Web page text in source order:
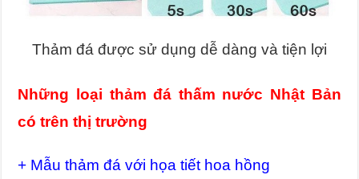
Thảm đá được sử dụng dễ dàng và tiện lợi
Những loại thảm đá thấm nước Nhật Bản
có trên thị trường
+ Mẫu thảm đá với họa tiết hoa hồng